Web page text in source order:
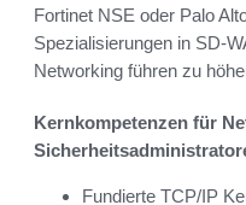
Fortinet NSE oder Palo
Spezialisierungen in SD-
Networking führen zu
Kernkompetenzen für
Fundierte TCP/IP